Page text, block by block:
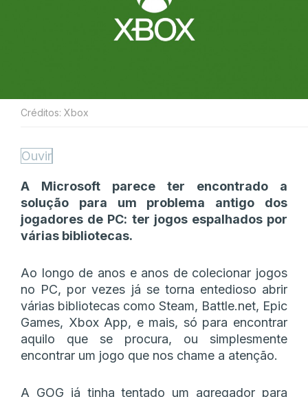
Créditos: Xbox
Ouvir
A Microsoft parece ter encontrado a
solução para um problema antigo dos
jogadores de PC: ter jogos espalhados por
várias bibliotecas.
Ao longo de anos e anos de colecionar jogos
no PC, por vezes já se torna entedioso abrir
várias bibliotecas como Steam, Battle.net, Epic
Games, Xbox App, e mais, só para encontrar
aquilo que se procura, ou simplesmente
encontrar um jogo que nos chame a atenção.
A GOG já tinha tentado um agregador para